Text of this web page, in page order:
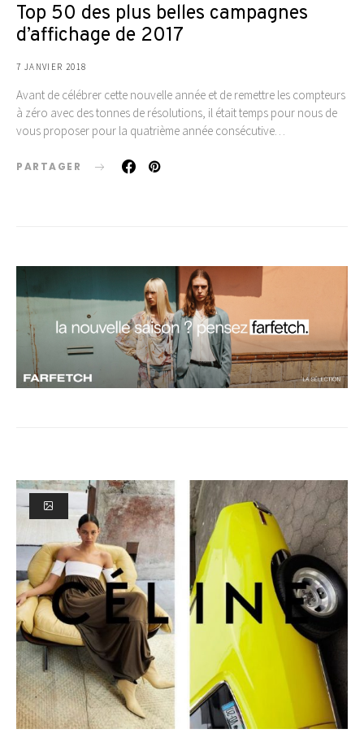
Top 50 des plus belles campagnes
d’affichage de 2017
7 JANVIER 2018
Avant de célébrer cette nouvelle année et de remettre les compteurs
à zéro avec des tonnes de résolutions, il était temps pour nous de
vous proposer pour la quatrième année consécutive…
PARTAGER